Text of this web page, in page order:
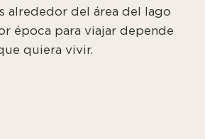
alrededor del área del lago
época para viajar depende
quiera vivir.